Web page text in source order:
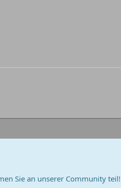
Sie an unserer Community teil!